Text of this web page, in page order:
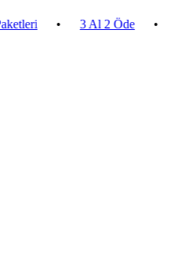
• 3 Al 2 Öde •
2.500